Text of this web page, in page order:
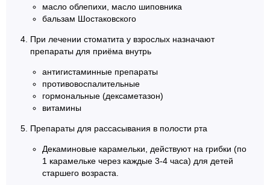
масло облепихи, масло шиповника
бальзам Шостаковского
При лечении стоматита у взрослых назначают
препараты для приёма внутрь
антигистаминные препараты
противовоспалительные
гормональные (дексаметазон)
витамины
Препараты для рассасывания в полости рта
Декаминовые карамельки, действуют на грибки (по
1 карамельке через каждые 3-4 часа) для детей
старшего возраста.